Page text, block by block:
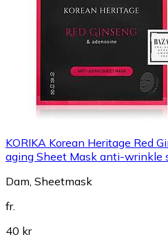
KORIKA Korean Heritage Red
aging Sheet Mask anti-wrinkle
Dam, Sheetmask
fr.
40 kr